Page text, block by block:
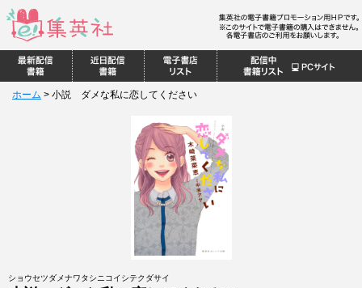
ホーム > 小説 ダメな私に恋してください
ショウセツダメナワタシニコイシテクダサイ